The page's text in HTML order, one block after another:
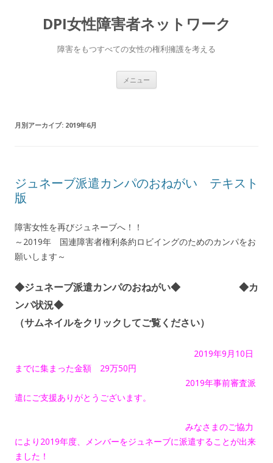
DPI女性障害者ネットワーク
障害をもつすべての女性の権利擁護を考える
メニュー
月別アーカイブ: 2019年6月
ジュネーブ派遣カンパのおねがい テキスト
版
障害女性を再びジュネーブへ！！
～2019年 国連障害者権利条約ロビイングのためのカンパをお
願いします～
◆ジュネーブ派遣カンパのおねがい◆ ◆カ
ンパ状況◆
（サムネイルをクリックしてご覧ください）
2019年9月10日
までに集まった金額 29万50円
2019年事前審査派
遣にご支援ありがとうございます。
みなさまのご協力
により2019年度、メンバーをジュネーブに派遣することが出来
ました！